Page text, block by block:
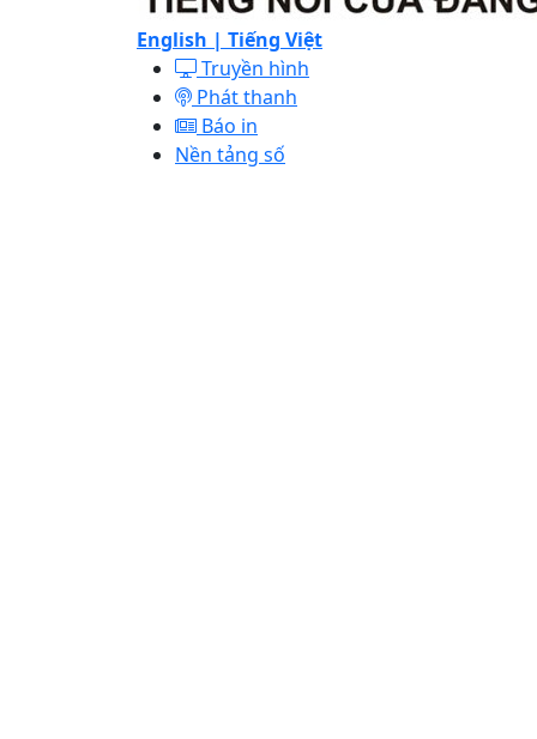
English | Tiếng Việt
Truyền hình
Phát thanh
Báo in
Nền tảng số